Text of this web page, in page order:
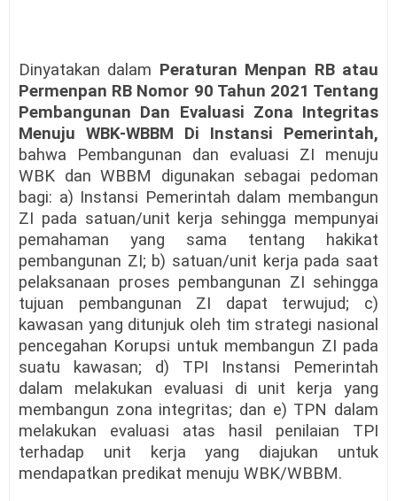
Dinyatakan dalam Peraturan Menpan RB atau
Permenpan RB Nomor 90 Tahun 2021 Tentang
Pembangunan Dan Evaluasi Zona Integritas
Menuju WBK-WBBM Di Instansi Pemerintah,
bahwa Pembangunan dan evaluasi ZI menuju
WBK dan WBBM digunakan sebagai pedoman
bagi: a) Instansi Pemerintah dalam membangun
ZI pada satuan/unit kerja sehingga mempunyai
pemahaman yang sama tentang hakikat
pembangunan ZI; b) satuan/unit kerja pada saat
pelaksanaan proses pembangunan ZI sehingga
tujuan pembangunan ZI dapat terwujud; c)
kawasan yang ditunjuk oleh tim strategi nasional
pencegahan Korupsi untuk membangun ZI pada
suatu kawasan; d) TPI Instansi Pemerintah
dalam melakukan evaluasi di unit kerja yang
membangun zona integritas; dan e) TPN dalam
melakukan evaluasi atas hasil penilaian TPI
terhadap unit kerja yang diajukan untuk
mendapatkan predikat menuju WBK/WBBM.